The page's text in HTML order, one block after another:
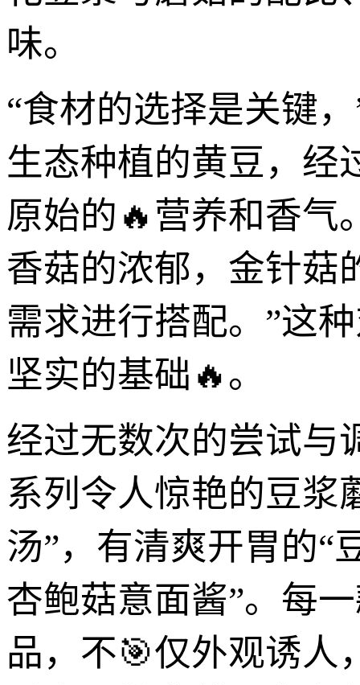
味。
“食材的选择是关键
生态种植的黄豆，经
原始的🔥营养和香气
香菇的浓郁，金针菇
需求进行搭配。”这
坚实的基础🔥。
经过无数次的尝试与
系列令人惊艳的豆浆
汤”，有清爽开胃的“
杏鲍菇意面酱”。每
品，不🎯仅外观诱人